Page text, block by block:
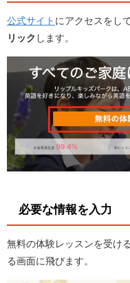
公式サイト にアクセスをし
リック します。
必要な情報を入力
無料の体験レッスンを受け
る画面に飛びます。